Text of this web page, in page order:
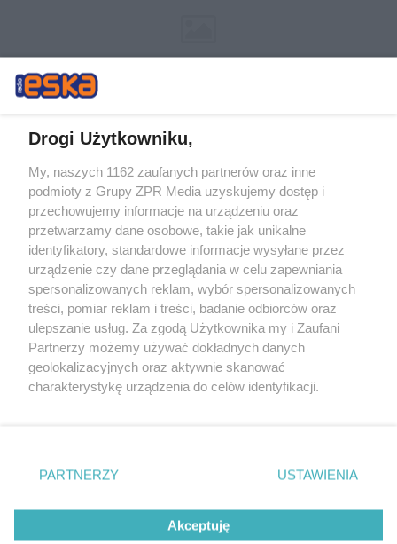
Żaden utwór zamieszczony w serwisie nie może być powielany i
rozpowszechniany lub dalej rozpowszechniany w jakikolwiek sposób (w
tym także elektroniczny lub mechaniczny) na jakimkolwiek polu
eksploatacji w jakiejkolwiek formie, włącznie z umieszczaniem w
Internecie bez pisemnej zgody właściciela praw. Jakiekolwiek użycie lub
wykorzystanie utworów w całości lub w części z naruszeniem prawa,
tzn. bez właściwej zgody, jest zabronione pod groźbą kary i może być
ścigane prawnie.
© 2026 Grupa ZPR Media
Drogi Użytkowniku,
My, naszych 1162 zaufanych partnerów oraz inne
podmioty z Grupy ZPR Media uzyskujemy dostęp i
przechowujemy informacje na urządzeniu oraz
przetwarzamy dane osobowe, takie jak unikalne
identyfikatory, standardowe informacje wysyłane przez
urządzenie czy dane przeglądania w celu zapewniania
spersonalizowanych reklam, wybór spersonalizowanych
treści, pomiar reklam i treści, badanie odbiorców oraz
ulepszanie usług. Za zgodą Użytkownika my i Zaufani
Partnerzy możemy używać dokładnych danych
geolokalizacyjnych oraz aktywnie skanować
charakterystykę urządzenia do celów identyfikacji.
zmienić/wycofać klikając przycisk ustawień prywatności
znajdujący się w lewym dolnym rogu strony
rodzaje przetwarzania danych nie wymagają zgody
użytkownika, ale masz prawo sprzeciwić się takiemu
PARTNERZY USTAWIENIA
Akceptuję